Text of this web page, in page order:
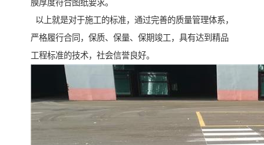
膜厚度符合图纸要求。
以上就是对于施工的标准，通过完善的质量管理体系，
严格履行合同，保质、保量、保期竣工，具有达到精品
工程标准的技术，社会信誉良好。